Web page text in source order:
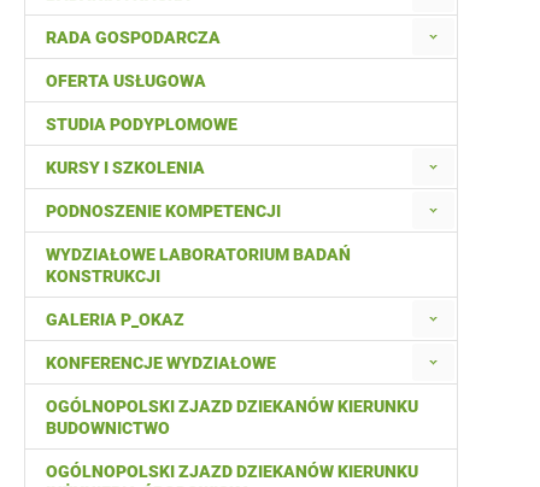
RADA GOSPODARCZA
OFERTA USŁUGOWA
STUDIA PODYPLOMOWE
KURSY I SZKOLENIA
PODNOSZENIE KOMPETENCJI
WYDZIAŁOWE LABORATORIUM BADAŃ
KONSTRUKCJI
GALERIA P_OKAZ
KONFERENCJE WYDZIAŁOWE
OGÓLNOPOLSKI ZJAZD DZIEKANÓW KIERUNKU
BUDOWNICTWO
OGÓLNOPOLSKI ZJAZD DZIEKANÓW KIERUNKU